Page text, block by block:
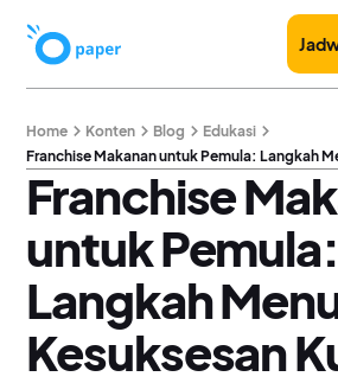
Home Konten Blog
Edukasi
Franchise Makanan untuk Pemula: Langkah
Franchise
untuk Pemula:
Langkah
Kesuksesan